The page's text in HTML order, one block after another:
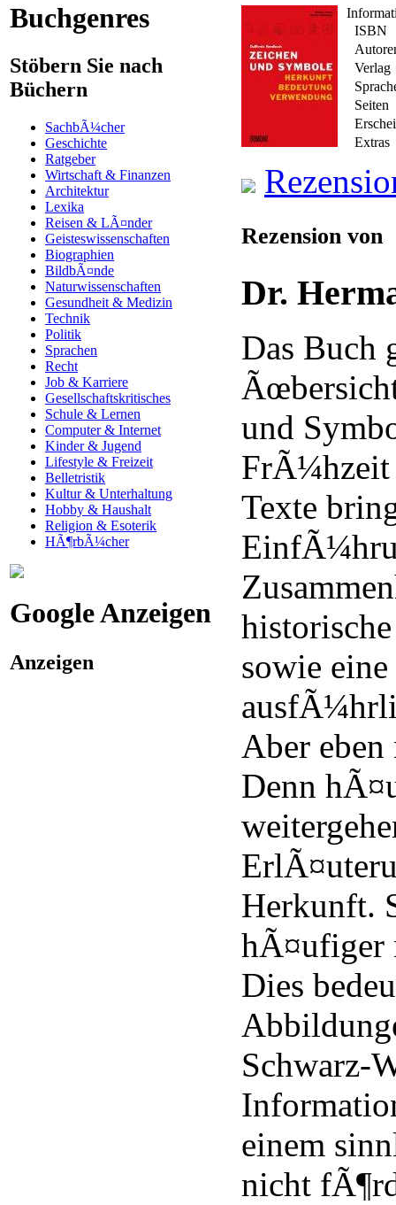
Buchgenres
Stöbern Sie nach
Büchern
SachbÃ¼cher
Geschichte
Ratgeber
Wirtschaft & Finanzen
Architektur
Lexika
Reisen & LÃ¤nder
Geisteswissenschaften
Biographien
BildbÃ¤nde
Naturwissenschaften
Gesundheit & Medizin
Technik
Politik
Sprachen
Recht
Job & Karriere
Gesellschaftskritisches
Schule & Lernen
Computer & Internet
Kinder & Jugend
Lifestyle & Freizeit
Belletristik
Kultur & Unterhaltung
Hobby & Haushalt
Religion & Esoterik
HÃ¶rbÃ¼cher
Google Anzeigen
Anzeigen
ISBN
Verlag
Seiten
Extras
Rezension von
Dr.
Das Buch
und
FrÃ¼hzeit
Texte
sowie
Aber
Denn
Herkunft.
hÃ¤ufiger
Dies
Schwarz-
einem
nicht